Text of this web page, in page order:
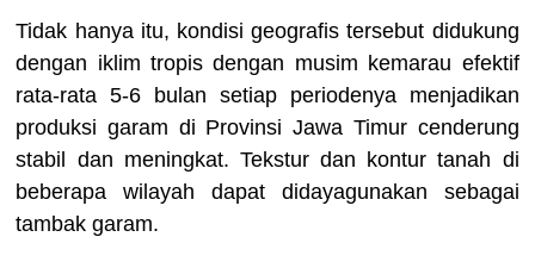
Tidak hanya itu, kondisi geografis tersebut didukung
dengan iklim tropis dengan musim kemarau efektif
rata-rata 5-6 bulan setiap periodenya menjadikan
produksi garam di Provinsi Jawa Timur cenderung
stabil dan meningkat. Tekstur dan kontur tanah di
beberapa wilayah dapat didayagunakan sebagai
tambak garam.